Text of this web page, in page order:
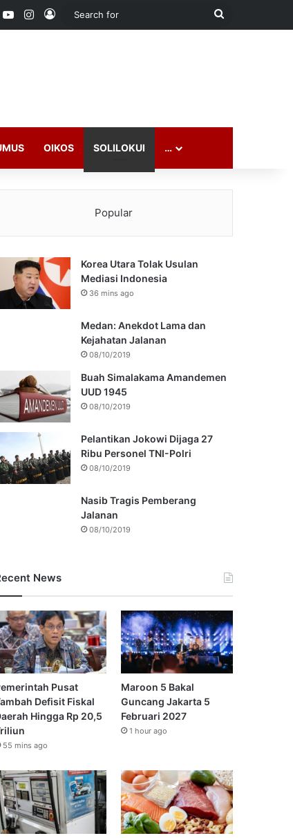
YouTubeInstagram
Log In
Search
OIKOS SOLILOKUI …
Popular
Korea Utara Tolak Usulan
Mediasi Indonesia
36 mins ago
Medan: Anekdot Lama dan
Kejahatan Jalanan
08/10/2019
Buah Simalakama Amandemen
UUD 1945
08/10/2019
Pelantikan Jokowi Dijaga 27
Ribu Personel TNI-Polri
08/10/2019
Nasib Tragis Pemberang
Jalanan
08/10/2019
News
Pusat
Defisit Fiskal
Hingga Rp 20,5
55 mins ago
Maroon 5 Bakal
Guncang Jakarta 5
Februari 2027
1 hour ago